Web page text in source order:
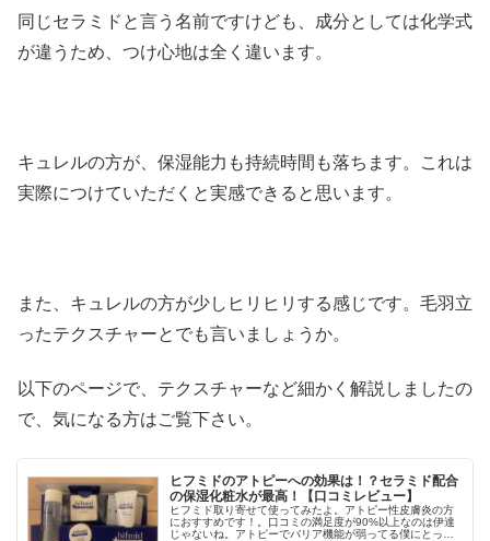
同じセラミドと言う名前ですけども、成分としては化学式
が違うため、つけ心地は全く違います。
キュレルの方が、保湿能力も持続時間も落ちます。これは
実際につけていただくと実感できると思います。
また、キュレルの方が少しヒリヒリする感じです。毛羽立
ったテクスチャーとでも言いましょうか。
以下のページで、テクスチャーなど細かく解説しましたの
で、気になる方はご覧下さい。
ヒフミドのアトピーへの効果は！？セラミド配合
の保湿化粧水が最高！【口コミレビュー】
ヒフミド取り寄せて使ってみたよ。アトピー性皮膚炎の方
におすすめです！。口コミの満足度が90%以上なのは伊達
じゃないね。アトピーでバリア機能が弱ってる僕にとっ